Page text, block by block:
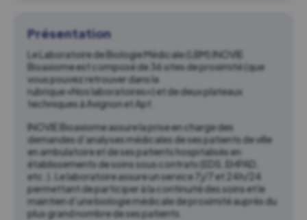
Présentation
Le Laboratoire de Biologie Médicale (LBM) INOVIE
Bioaxiome est composéde 36 sitesde proximité (que
vous pouvez retrouver dans la
rubrique «Nos laboratoires») et de deux plateaux
techniques à Avignon et Apt.
INOVIE Bioaxiome assure la prise en charge des
demandes d’analyses médicales de ses patients de ville
en ambulatoire et de ses patients hospitalisés en
établissements de soins sous contrats (EDS, EHPAD,
etc.). Le laboratoire assure un service 7j/7 et 24h/24
permettant de participer à la continuité des soins et le
maintien d’une biologie médicale de proximité auprès du
plus grand nombre de ses patients.